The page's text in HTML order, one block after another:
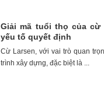
Giải mã tuổi thọ của cừ
yếu tố quyết định
Cừ Larsen, với vai trò quan
trình xây dựng, đặc biệt là ...